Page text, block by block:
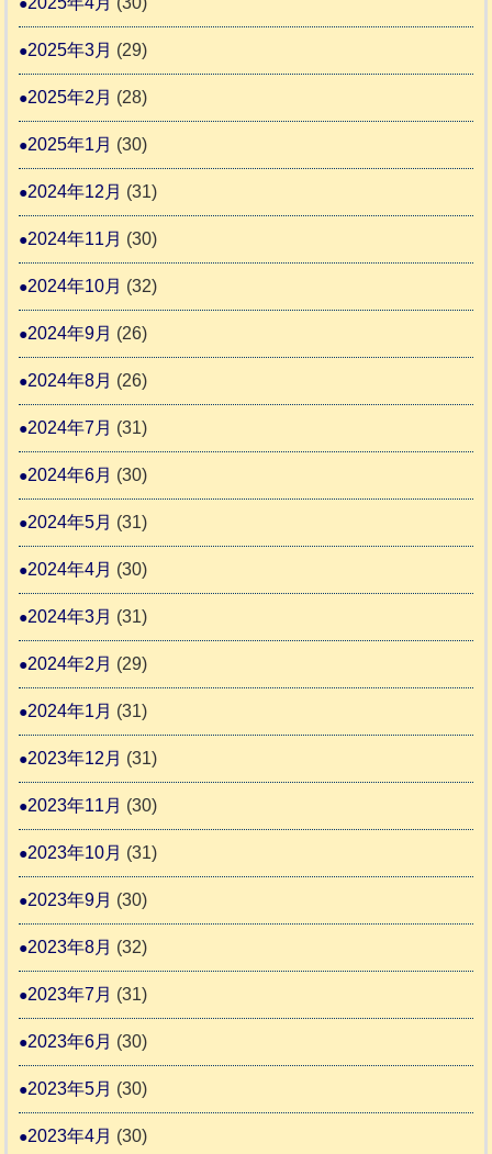
2025年3月 (29)
2025年2月 (28)
2025年1月 (30)
2024年12月 (31)
2024年11月 (30)
2024年10月 (32)
2024年9月 (26)
2024年8月 (26)
2024年7月 (31)
2024年6月 (30)
2024年5月 (31)
2024年4月 (30)
2024年3月 (31)
2024年2月 (29)
2024年1月 (31)
2023年12月 (31)
2023年11月 (30)
2023年10月 (31)
2023年9月 (30)
2023年8月 (32)
2023年7月 (31)
2023年6月 (30)
2023年5月 (30)
2023年4月 (30)